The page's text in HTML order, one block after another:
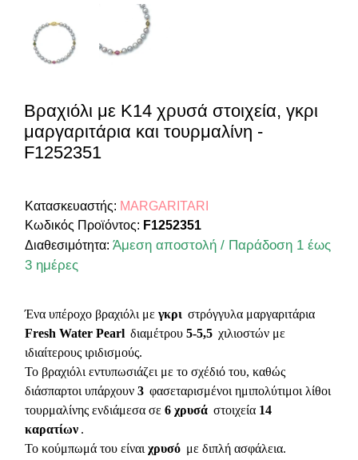
Βραχιόλι με Κ14 χρυσά στοιχεία, γκρι
μαργαριτάρια και τουρμαλίνη -
F1252351
Κατασκευαστής: MARGARITARI
Κωδικός Προϊόντος: F1252351
Διαθεσιμότητα: Άμεση αποστολή / Παράδοση 1 έως
3 ημέρες
Ένα υπέροχο βραχιόλι με γκρι στρόγγυλα μαργαριτάρια
Fresh Water Pearl διαμέτρου 5-5,5 χιλιοστών με
ιδιαίτερους ιριδισμούς.
Το βραχιόλι εντυπωσιάζει με το σχέδιό του, καθώς
διάσπαρτοι υπάρχουν 3 φασεταρισμένοι ημιπολύτιμοι λίθοι
τουρμαλίνης ενδιάμεσα σε 6 χρυσά στοιχεία 14
καρατίων .
Το κούμπωμά του είναι χρυσό με διπλή ασφάλεια.